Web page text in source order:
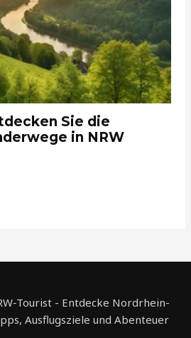
Sie die
in NRW
Tourist - Entdecke Nordrhein-
Ausflugsziele und Abenteuer